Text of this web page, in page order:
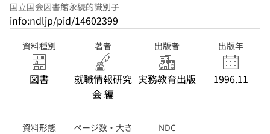
国立国会図書館永続的識別子
info:ndljp/pid/14602399
資料種別
図書
著者
就職情報研究
会 編
出版者
実務教育出版
出版年
1996.11
資料形態
ページ数・大き
NDC